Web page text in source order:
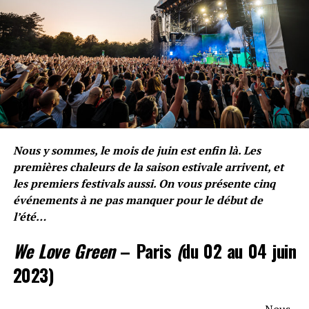
« Migraine, aura visuel, j’connais les vertiges d’Alfred
Hitchcock»
Le rappeur se dit connaitre les mêmes maux que
l’acteur principal du film d’Alfred Hitchcock,Vertigo.
Un clin d’oeil à
Hitchcock
qu’on retrouve aussi au
refrain :
« Met les oiseaux dans le
piège »
Son égo
Nous y sommes, le mois de juin est enfin là. Les
premières chaleurs de la saison estivale arrivent, et
les premiers festivals aussi. On vous présente cinq
événements à ne pas manquer pour le début de
l’été…
We Love Green– Paris (du 02 au 04 juin
2023)